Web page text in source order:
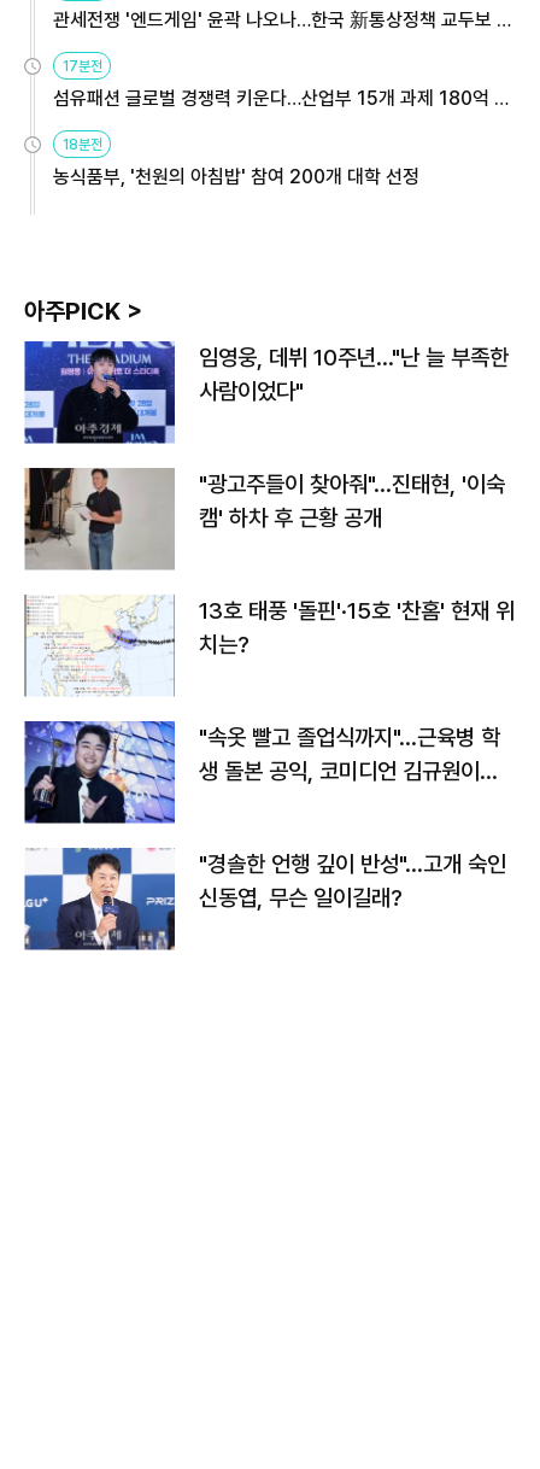
관세전쟁 '엔드게임' 윤곽 나오나…한국 新통상정책 교두보 활
17분전
섬유패션 글로벌 경쟁력 키운다…산업부 15개 과제 180억 지
18분전
농식품부, '천원의 아침밥' 참여 200개 대학 선정
아주PICK >
임영웅, 데뷔 10주년…"난 늘 부족한
사람이었다"
"광고주들이 찾아줘"…진태현, '이숙
캠' 하차 후 근황 공개
13호 태풍 '돌핀'·15호 '찬홈' 현재 위
치는?
"속옷 빨고 졸업식까지"…근육병 학
생 돌본 공익, 코미디언 김규원이었
"경솔한 언행 깊이 반성"…고개 숙인
신동엽, 무슨 일이길래?